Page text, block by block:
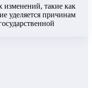
изменений, такие как
уделяется причинам